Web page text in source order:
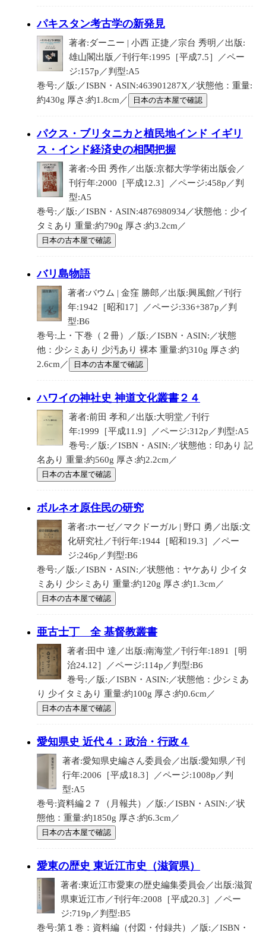
パキスタン考古学の新発見
著者:ダーニー | 小西 正捷／宗台 秀明／出版:
雄山閣出版／刊行年:1995［平成7.5］／ペー
ジ:157p／判型:A5
巻号:／版:／ISBN・ASIN:463901287X／状態他：重量:
約430g 厚さ:約1.8cm／
日本の古本屋で確認
パクス・ブリタニカと植民地インド イギリ
ス・インド経済史の相関把握
著者:今田 秀作／出版:京都大学学術出版会／
刊行年:2000［平成12.3］／ページ:458p／判
型:A5
巻号:／版:／ISBN・ASIN:4876980934／状態他：少イ
タミあり 重量:約790g 厚さ:約3.2cm／
日本の古本屋で確認
バリ島物語
著者:バウム | 金窪 勝郎／出版:興風館／刊行
年:1942［昭和17］／ページ:336+387p／判
型:B6
巻号:上・下巻（２冊）／版:／ISBN・ASIN:／状態
他：少シミあり 少汚あり 裸本 重量:約310g 厚さ:約
2.6cm／
日本の古本屋で確認
ハワイの神社史 神道文化叢書２４
著者:前田 孝和／出版:大明堂／刊行
年:1999［平成11.9］／ページ:312p／判型:A5
巻号:／版:／ISBN・ASIN:／状態他：印あり 記
名あり 重量:約560g 厚さ:約2.2cm／
日本の古本屋で確認
ボルネオ原住民の研究
著者:ホーゼ／マクドーガル | 野口 勇／出版:文
化研究社／刊行年:1944［昭和19.3］／ペー
ジ:246p／判型:B6
巻号:／版:／ISBN・ASIN:／状態他：ヤケあり 少イタ
ミあり 少シミあり 重量:約120g 厚さ:約1.3cm／
日本の古本屋で確認
亜古士丁 全 基督教叢書
著者:田中 達／出版:南海堂／刊行年:1891［明
治24.12］／ページ:114p／判型:B6
巻号:／版:／ISBN・ASIN:／状態他：少シミあ
り 少イタミあり 重量:約100g 厚さ:約0.6cm／
日本の古本屋で確認
愛知県史 近代４：政治・行政４
著者:愛知県史編さん委員会／出版:愛知県／刊
行年:2006［平成18.3］／ページ:1008p／判
型:A5
巻号:資料編２７（月報共）／版:／ISBN・ASIN:／状
態他：重量:約1850g 厚さ:約6.3cm／
日本の古本屋で確認
愛東の歴史 東近江市史（滋賀県）
著者:東近江市愛東の歴史編集委員会／出版:滋賀
県東近江市／刊行年:2008［平成20.3］／ペー
ジ:719p／判型:B5
巻号:第１巻：資料編（付図・付録共）／版:／ISBN・